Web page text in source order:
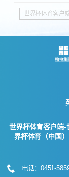
世界杯体育客户
世界杯体育客户端-
界杯体育（中国）
电话：0451-